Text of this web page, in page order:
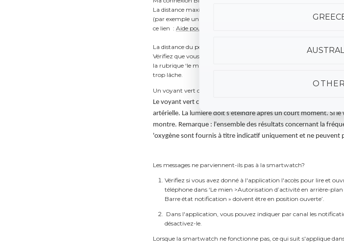
La distance maximale entre la smartwatch et le téléphone couplé
(par exemple un mur), la distance maximale est réduite. Merci de
ce lien : Aide pour connecter ma montre OOZOO
La distance du podomètre n'est pas correcte?
Vérifiez que vous avez défini votre taille et votre poids dans
la rubrique ‘le mien’ et informations personnels en haut de l'écran
trop lâche.
Un voyant vert clignote ou est allumé au dos de la montre,
Le voyant vert clignote ou est allumé lorsque la montre est en
artérielle. La lumière doit s'éteindre après un court moment. Si
montre. Remarque : l'ensemble des résultats concernant la
'oxygène sont fournis à titre indicatif uniquement et ne peuvent
Les messages ne parviennent-ils pas à la smartwatch?
Vérifiez si vous avez donné à l'application l'accès pour lire et
téléphone dans ‘Le mien >Autorisation d’activité en arrière-
Barre état notification » doivent être en position ouverte’.
Dans l'application, vous pouvez indiquer par canal les
désactivez-le.
Lorsque la smartwatch ne fonctionne pas, ce qui suit s'applique
OTHER